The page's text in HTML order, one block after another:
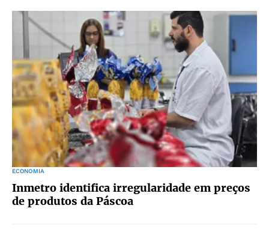
ECONOMIA
Inmetro identifica irregularidade em preços
de produtos da Páscoa